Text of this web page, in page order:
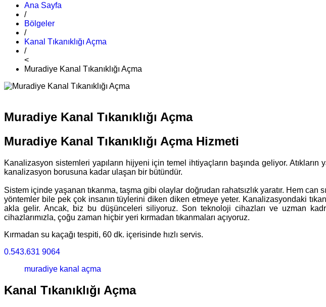
Ana Sayfa
/
Bölgeler
/
Kanal Tıkanıklığı Açma
/
<
Muradiye Kanal Tıkanıklığı Açma
Muradiye Kanal Tıkanıklığı Açma
Muradiye Kanal Tıkanıklığı Açma Hizmeti
Kanalizasyon sistemleri yapıların hijyeni için temel ihtiyaçların başında geliyor.
kanalizasyon borusuna kadar ulaşan bir bütündür.
Sistem içinde yaşanan tıkanma, taşma gibi olaylar doğrudan rahatsızlık yaratır. Hem
yöntemler bile pek çok insanın tüylerini diken diken etmeye yeter. Kanalizasyondaki
akla gelir. Ancak, biz bu düşünceleri siliyoruz. Son teknoloji cihazları ve uzman
cihazlarımızla, çoğu zaman hiçbir yeri kırmadan tıkanmaları açıyoruz.
Kırmadan su kaçağı tespiti, 60 dk. içerisinde hızlı servis.
0.543.631 9064
muradiye kanal açma
Kanal Tıkanıklığı Açma